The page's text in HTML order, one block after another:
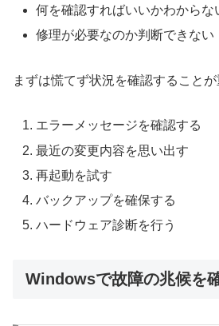
何を確認すればいいかわからな
修理が必要なのか判断できない
まずは慌てず状況を確認することが
エラーメッセージを確認する
最近の変更内容を思い出す
再起動を試す
バックアップを確保する
ハードウェア診断を行う
Windowsで故障の兆候を